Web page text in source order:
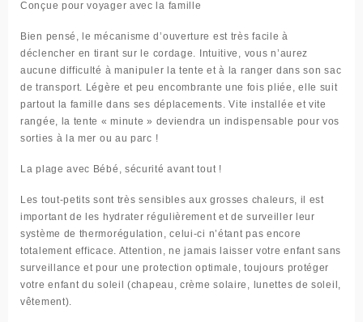
Conçue pour voyager avec la famille
Bien pensé, le mécanisme d’ouverture est très facile à
déclencher en tirant sur le cordage. Intuitive, vous n’aurez
aucune difficulté à manipuler la tente et à la ranger dans son sac
de transport. Légère et peu encombrante une fois pliée, elle suit
partout la famille dans ses déplacements. Vite installée et vite
rangée, la tente « minute » deviendra un indispensable pour vos
sorties à la mer ou au parc !
La plage avec Bébé, sécurité avant tout !
Les tout-petits sont très sensibles aux grosses chaleurs, il est
important de les hydrater régulièrement et de surveiller leur
système de thermorégulation, celui-ci n’étant pas encore
totalement efficace. Attention, ne jamais laisser votre enfant sans
surveillance et pour une protection optimale, toujours protéger
votre enfant du soleil (chapeau, crème solaire, lunettes de soleil,
vêtement).